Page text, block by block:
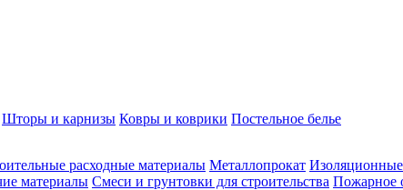
Шторы и карнизы Ковры и коврики Постельное белье
расходные материалы Металлопрокат
материалы Смеси и грунтовки для строительства Пожарное